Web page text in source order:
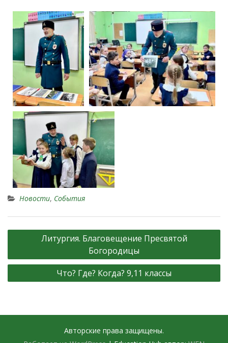
Новости, События
Литургия. Благовещение Пресвятой
Богородицы
Что? Где? Когда? 9,11 классы
Авторские права защищены.